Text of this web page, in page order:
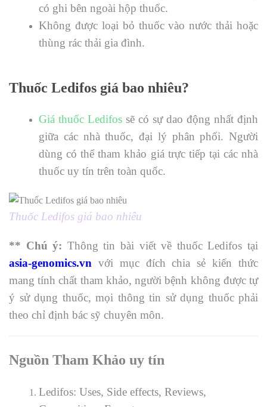
có ghi bên ngoài hộp thuốc.
Không được loại bỏ thuốc vào nước thải hoặc
thùng rác thải gia đình.
Thuốc Ledifos giá bao nhiêu?
Giá thuốc Ledifos sẽ có sự dao động nhất định
giữa các nhà thuốc, đại lý phân phối. Người
dùng có thể tham khảo giá trực tiếp tại các nhà
thuốc uy tín trên toàn quốc.
Thuốc Ledifos giá bao nhiêu
** Chú ý: Thông tin bài viết về thuốcLedifos tại
asia-genomics.vn với mục đích chia sẻ kiến thức
mang tính chất tham khảo, người bệnh không được tự
ý sử dụng thuốc, mọi thông tin sử dụng thuốc phải
theo chỉ định bác sỹ chuyên môn.
Nguồn Tham Khảo uy tín
Ledifos: Uses, Side effects, Reviews,